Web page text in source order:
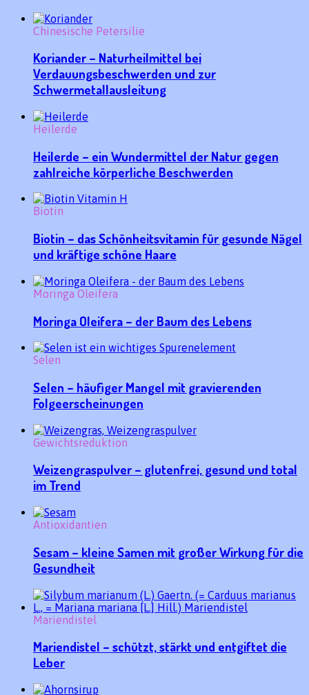
Chinesische Petersilie
Koriander – Naturheilmittel bei
Verdauungsbeschwerden und zur
Schwermetallausleitung
Heilerde
Heilerde – ein Wundermittel der Natur gegen
zahlreiche körperliche Beschwerden
Biotin
Biotin – das Schönheitsvitamin für gesunde Nägel
und kräftige schöne Haare
Moringa Oleifera
Moringa Oleifera – der Baum des Lebens
Selen
Selen – häufiger Mangel mit gravierenden
Folgeerscheinungen
Gewichtsreduktion
Weizengraspulver – glutenfrei, gesund und total
im Trend
Antioxidantien
Sesam – kleine Samen mit großer Wirkung für die
Gesundheit
Mariendistel
Mariendistel – schützt, stärkt und entgiftet die
Leber